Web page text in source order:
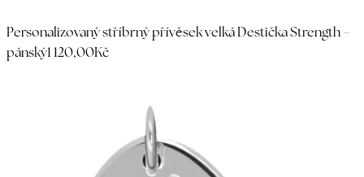
Personalizovaný stříbrný přívěsek velká Destička Strength –
pánský1 120,00Kč